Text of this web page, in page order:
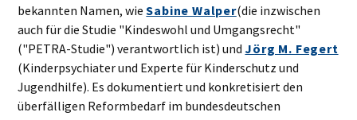
bekannten Namen, wieSabine Walper(die inzwischen
auch für die Studie "Kindeswohl und Umgangsrecht"
("PETRA-Studie") verantwortlich ist) undJörg M. Fegert
(Kinderpsychiater und Experte für Kinderschutz und
Jugendhilfe). Es dokumentiert und konkretisiert den
überfälligen Reformbedarf im bundesdeutschen